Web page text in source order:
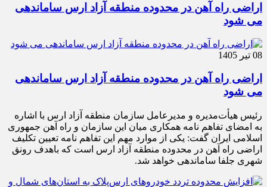
اراضی راه آهن در محدوده منطقه آزاد ارس ساماندهی
می شود
08 تیر 1405
اراضی راه آهن در محدوده منطقه آزاد ارس ساماندهی
می شود
رئیس هیأت‌مدیره و مدیرعامل سازمان منطقه آزاد ارس با اشاره
به امضای تفاهم نامه همکاری میان این سازمان و راه آهن جمهوری
اسلامی ایران گفت: یکی از موارد مهم این تفاهم نامه تعیین تکلیف
اراضی راه آهن در محدوده منطقه آزاد ارس است که باهدف رونق
شهری جلفا ساماندهی خواهد شد.